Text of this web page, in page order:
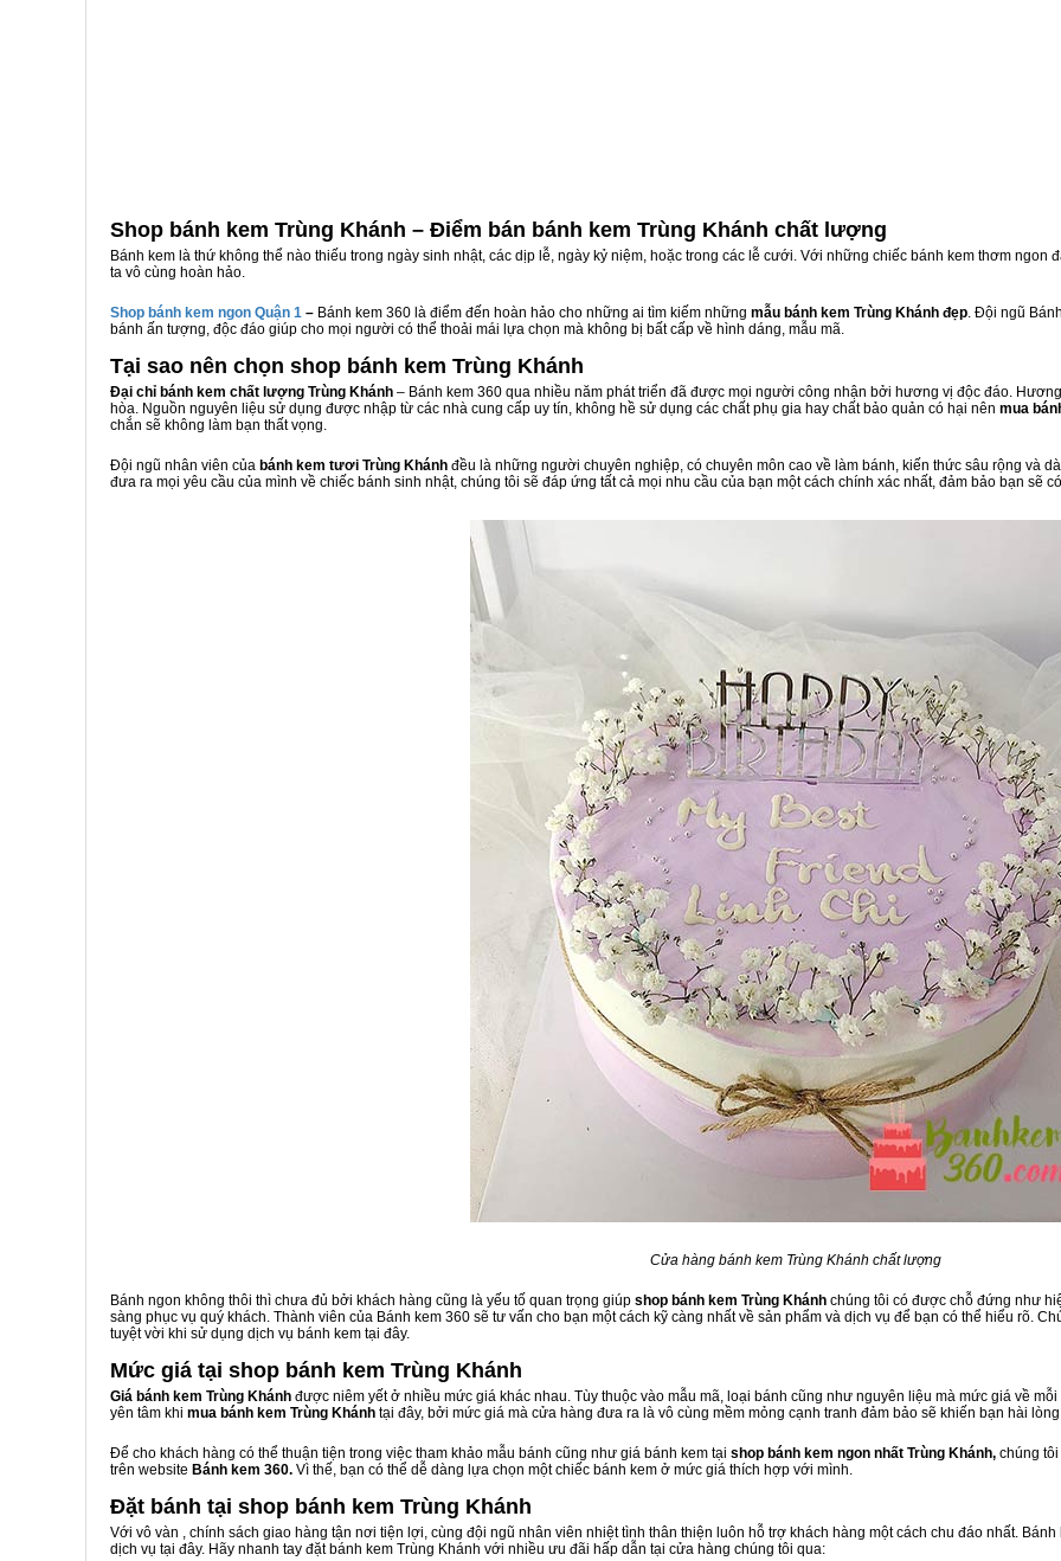
Shop bánh kem Trùng Khánh – Điểm bán bánh kem Trùng Khánh chất lượng
Bánh kem là thứ không thể nào thiếu trong ngày sinh nhật, các dịp lễ, ngày kỷ niệm, hoặc trong các lễ cưới. Với những chiếc bánh kem thơm
ta vô cùng hoàn hảo.
Shop bánh kem ngon Quận 1 – Bánh kem 360 là điểm đến hoàn hảo cho những ai tìm kiếm những mẫu bánh kem Trùng Khánh đẹp. Đội ngũ
bánh ấn tượng, độc đáo giúp cho mọi người có thể thoải mái lựa chọn mà không bị bất cấp về hình dáng, mẫu mã.
Tại sao nên chọn shop bánh kem Trùng Khánh
Đại chỉ bánh kem chất lượng Trùng Khánh – Bánh kem 360 qua nhiều năm phát triển đã được mọi người công nhận bởi hương vị độc đáo.
hòa. Nguồn nguyên liệu sử dụng được nhập từ các nhà cung cấp uy tín, không hề sử dụng các chất phụ gia hay chất bảo quản có hại nên mua
chắn sẽ không làm bạn thất vọng.
Đội ngũ nhân viên của bánh kem tươi Trùng Khánh đều là những người chuyên nghiệp, có chuyên môn cao về làm bánh, kiến thức sâu rộng và
đưa ra mọi yêu cầu của mình về chiếc bánh sinh nhật, chúng tôi sẽ đáp ứng tất cả mọi nhu cầu của bạn một cách chính xác nhất, đảm bảo bạn sẽ
Cửa hàng bánh kem Trùng Khánh chất lượng
Bánh ngon không thôi thì chưa đủ bởi khách hàng cũng là yếu tố quan trọng giúp shop bánh kem Trùng Khánh chúng tôi có được chỗ đứng như
sàng phục vụ quý khách. Thành viên của Bánh kem 360 sẽ tư vấn cho bạn một cách kỹ càng nhất về sản phẩm và dịch vụ để bạn có thể hiểu rõ.
tuyệt vời khi sử dụng dịch vụ bánh kem tại đây.
Mức giá tại shop bánh kem Trùng Khánh
Giá bánh kem Trùng Khánh được niêm yết ở nhiều mức giá khác nhau. Tùy thuộc vào mẫu mã, loại bánh cũng như nguyên liệu mà mức giá về
yên tâm khi mua bánh kem Trùng Khánh tại đây, bởi mức giá mà cửa hàng đưa ra là vô cùng mềm mỏng cạnh tranh đảm bảo sẽ khiến bạn hài
Để cho khách hàng có thể thuận tiện trong việc tham khảo mẫu bánh cũng như giá bánh kem tại shop bánh kem ngon nhất Trùng Khánh, chúng
trên website Bánh kem 360. Vì thế, bạn có thể dễ dàng lựa chọn một chiếc bánh kem ở mức giá thích hợp với mình.
Đặt bánh tại shop bánh kem Trùng Khánh
Với vô vàn , chính sách giao hàng tận nơi tiện lợi, cùng đội ngũ nhân viên nhiệt tình thân thiện luôn hỗ trợ khách hàng một cách chu đáo nhất.
dịch vụ tại đây. Hãy nhanh tay đặt bánh kem Trùng Khánh với nhiều ưu đãi hấp dẫn tại cửa hàng chúng tôi qua: